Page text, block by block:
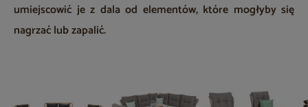
umiejscowić je z dala od elementów, które mogłyby się
nagrzać lub zapalić.